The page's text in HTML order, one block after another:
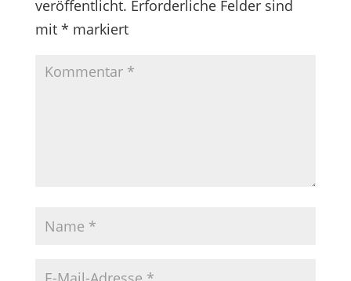
veröffentlicht. Erforderliche Felder sind
mit * markiert